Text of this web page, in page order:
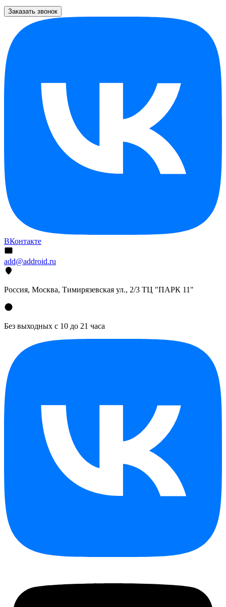
Заказать звонок
ВКонтакте
add@addroid.ru
Россия, Москва, Тимирязевская ул., 2/3 ТЦ "ПАРК 11"
Без выходных с 10 до 21 часа